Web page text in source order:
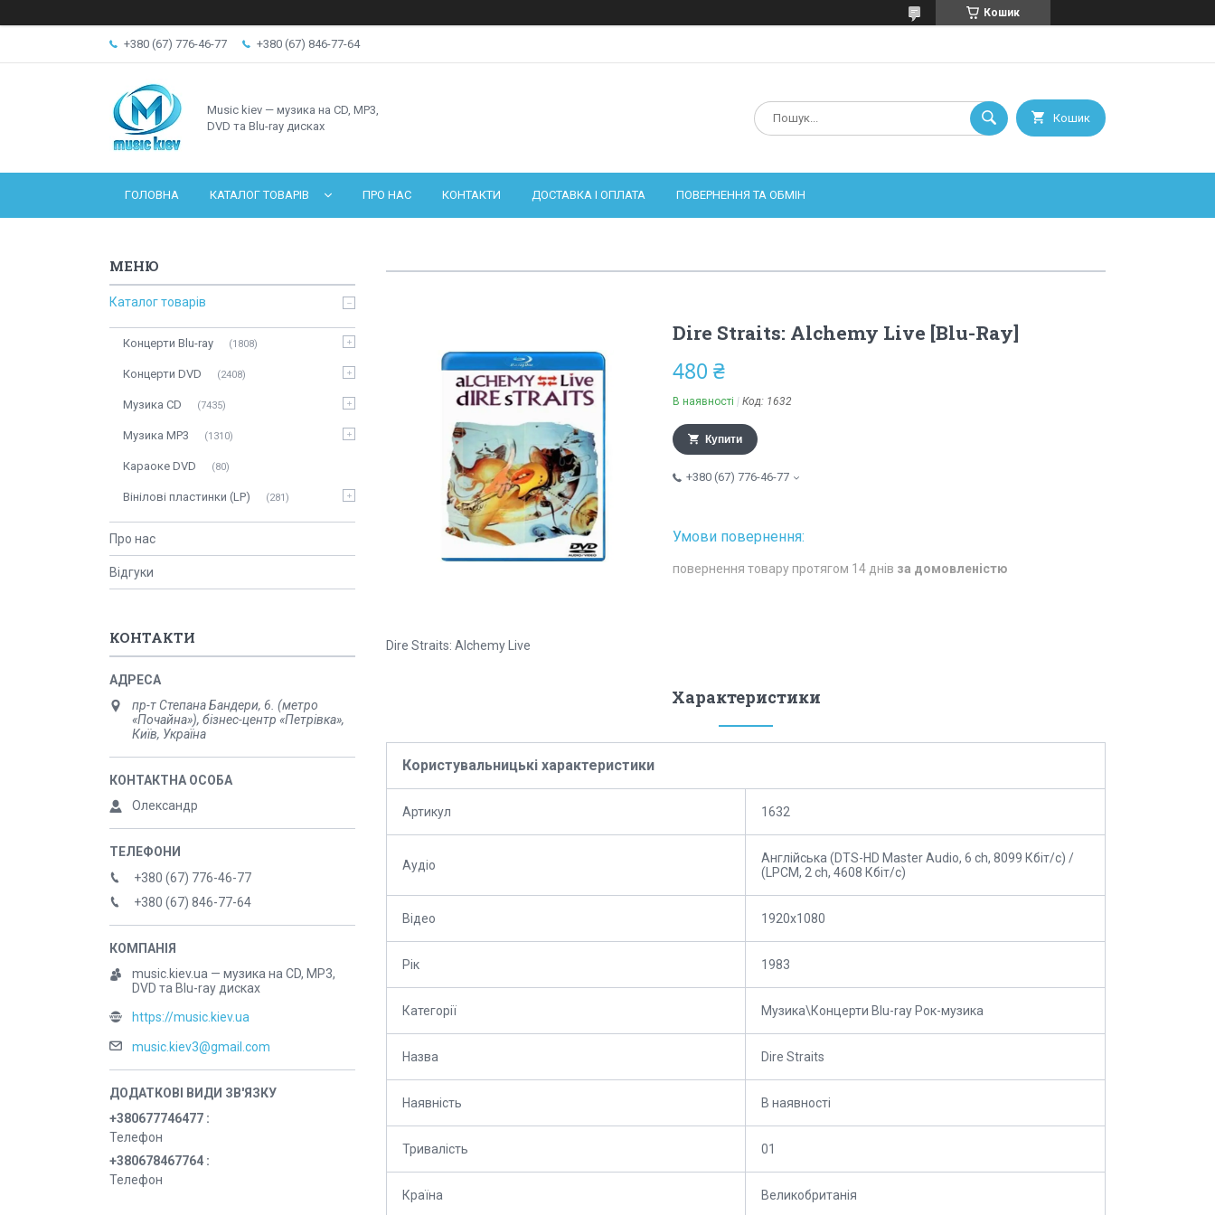
Кошик
+380 (67) 776-46-77 +380 (67) 846-77-64
Music kiev — музика на CD, MP3,
DVD та Blu-ray дисках
Кошик
ГОЛОВНА КАТАЛОГ ТОВАРІВ ПРО НАС КОНТАКТИ ДОСТАВКА І ОПЛАТА ПОВЕРНЕННЯ ТА ОБМІН
Dire Straits: Alchemy Live [Blu-Ray]
480 ₴
В наявності Код: 1632
Купити
+380 (67) 776-46-77
повернення товару протягом 14 днів за домовленістю
Dire Straits: Alchemy Live
Характеристики
Користувальницькі характеристики
Артикул 1632
Аудіо
Англійська (DTS-HD Master Audio, 6 ch, 8099 Кбіт/с) /
(LPCM, 2 ch, 4608 Кбіт/с)
Відео 1920x1080
Рік 1983
Категорії Музика\Концерти Blu-ray Рок-музика
Назва Dire Straits
Наявність В наявності
Тривалість 01
Країна Великобританія
Каталог товарів
Концерти Blu-ray 1808
Концерти DVD 2408
Музика CD 7435
Музика MP3 1310
Караоке DVD 80
Вінілові пластинки (LP) 281
Про нас
Відгуки
КОНТАКТИ
пр-т Степана Бандери, 6. (метро
«Почайна»), бізнес-центр «Петрівка»,
Київ, Україна
Олександр
+380 (67) 776-46-77
+380 (67) 846-77-64
music.kiev.ua — музика на CD, MP3,
DVD та Blu-ray дисках
https://music.kiev.ua
music.kiev3@gmail.com
+380677746477
Телефон
+380678467764
Телефон